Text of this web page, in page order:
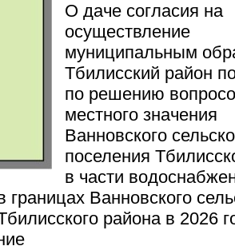
О даче согласия на
осуществление
муниципальным
Тбилисский район
по решению
местного значения
Ванновского
поселения
в части
границах Ванновского
района в 2026